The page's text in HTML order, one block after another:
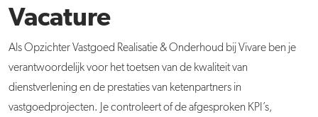
Vacature
Als Opzichter Vastgoed Realisatie & Onderhoud bij Vivare ben je
verantwoordelijk voor het toetsen van de kwaliteit van
dienstverlening en de prestaties van ketenpartners in
vastgoedprojecten. Je controleert of de afgesproken KPI’s,